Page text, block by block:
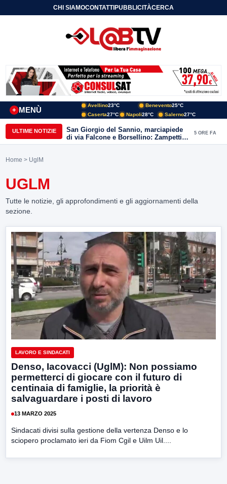
CHI SIAMOCONTATTIPUBBLICITÀCERCA
MENÙ
+
Avellino23°C Benevento25°C
Caserta27°C Napoli28°C Salerno27°C
ULTIME NOTIZIE
San Giorgio del Sannio, marciapiede
di via Falcone e Borsellino: Zampetti e
Lombardi replicano alle polemiche
5 ORE FA
Home > UglM
UGLM
Tutte le notizie, gli approfondimenti e gli aggiornamenti della
sezione.
LAVORO E SINDACATI
Denso, Iacovacci (UglM): Non possiamo
permetterci di giocare con il futuro di
centinaia di famiglie, la priorità è
salvaguardare i posti di lavoro
13 MARZO 2025
Sindacati divisi sulla gestione della vertenza Denso e lo
sciopero proclamato ieri da Fiom Cgil e Uilm Uil....